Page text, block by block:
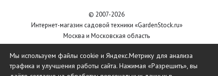
© 2007-2026
Интернет-магазин садовой техники «GardenStock.ru»
Москва и Московская область
Мы используем файлы cookie и Яндекс.Метрику для анализа
трафика и улучшения работы сайта. Нажимая «Разрешить», вы